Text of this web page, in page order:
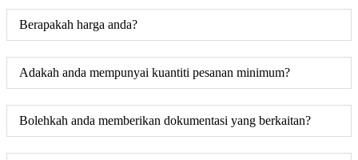
Berapakah harga anda?
Adakah anda mempunyai kuantiti pesanan minimum?
Bolehkah anda memberikan dokumentasi yang berkaitan?